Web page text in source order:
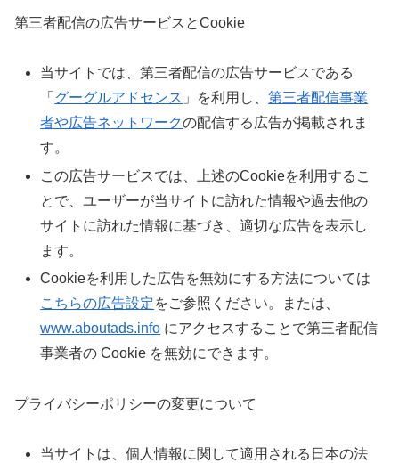
第三者配信の広告サービスとCookie
当サイトでは、第三者配信の広告サービスである
「 グーグルアドセンス 」を利用し、第三者配信事業
者や広告ネットワークの配信する広告が掲載されま
す。
この広告サービスでは、上述のCookieを利用するこ
とで、ユーザーが当サイトに訪れた情報や過去他の
サイトに訪れた情報に基づき、適切な広告を表示し
ます。
Cookieを利用した広告を無効にする方法については
こちらの広告設定をご参照ください。または、
www.aboutads.info にアクセスすることで第三者配信
事業者の Cookie を無効にできます。
プライバシーポリシーの変更について
当サイトは、個人情報に関して適用される日本の法